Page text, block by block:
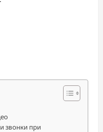
звонки при